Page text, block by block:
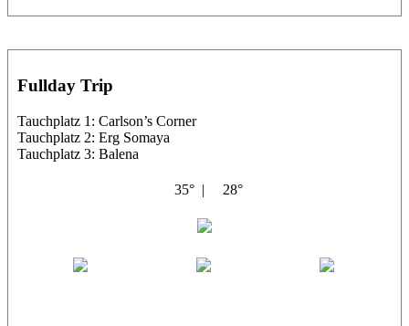
Fullday Trip
Tauchplatz 1: Carlson’s Corner
Tauchplatz 2: Erg Somaya
Tauchplatz 3: Balena
35° | 28°